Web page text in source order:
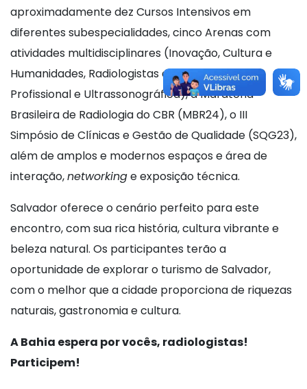
aproximadamente dez Cursos Intensivos em
diferentes subespecialidades, cinco Arenas com
atividades multidisciplinares (Inovação, Cultura e
Humanidades, Radiologistas do Futuro, Defesa
Profissional e Ultrassonográfica), a Maratona
Brasileira de Radiologia do CBR (MBR24), o III
Simpósio de Clínicas e Gestão de Qualidade (SQG23),
além de amplos e modernos espaços e área de
interação,networkinge exposição técnica.
Salvador oferece o cenário perfeito para este
encontro, com sua rica história, cultura vibrante e
beleza natural. Os participantes terão a
oportunidade de explorar o turismo de Salvador,
com o melhor que a cidade proporciona de riquezas
naturais, gastronomia e cultura.
A Bahia espera por vocês, radiologistas!
Participem!